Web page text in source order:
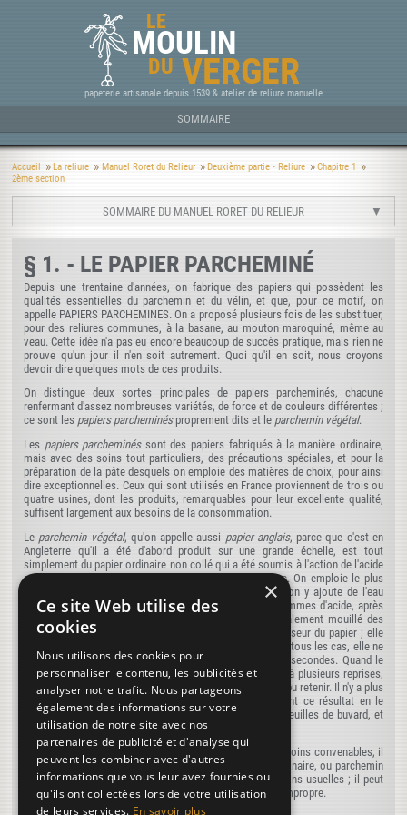
LE
MOULIN
DU VERGER
papeterie artisanale depuis 1539 & atelier de reliure manuelle
SOMMAIRE
Accueil La reliure Manuel Roret du Relieur Deuxième partie - Reliure
Chapitre 1
2ème section
SOMMAIRE DU MANUEL RORET DU RELIEUR
§ 1. - LE PAPIER PARCHEMINÉ
Depuis une trentaine d'années, on fabrique des papiers qui possèdent les
qualités essentielles du parchemin et du vélin, et que, pour ce motif, on
appelle PAPIERS PARCHEMINES. On a proposé plusieurs fois de les substituer,
pour des reliures communes, à la basane, au mouton maroquiné, même au
veau. Cette idée n'a pas eu encore beaucoup de succès pratique, mais rien ne
prouve qu'un jour il n'en soit autrement. Quoi qu'il en soit, nous croyons
devoir dire quelques mots de ces produits.
On distingue deux sortes principales de papiers parcheminés, chacune
renfermant d'assez nombreuses variétés, de force et de couleurs différentes ;
ce sont les papiers parcheminésproprement dits et le parchemin végétal.
Les papiers parcheminéssont des papiers fabriqués à la manière ordinaire,
mais avec des soins tout particuliers, des précautions spéciales, et pour la
préparation de la pâte desquels on emploie des matières de choix, pour ainsi
dire exceptionnelles. Ceux qui sont utilisés en France proviennent de trois ou
quatre usines, dont les produits, remarquables pour leur excellente qualité,
suffisent largement aux besoins de la consommation.
Le parchemin végétal, qu'on appelle aussi papier anglais, parce que c'est en
Angleterre qu'il a été d'abord produit sur une grande échelle, est tout
simplement du papier ordinaire non collé qui a été soumis à l'action de l'acide
sulfurique ou à celle d'une solution de chlorure de zinc. On emploie le plus
souvent l'acide sulfurique. On le choisit concentré et l'on y ajoute de l'eau
pure dans la proportion de 125 grammes pour 1,000 grammes d'acide, après
quoi l'on y trempe le papier de telle sorte qu'il soit également mouillé des
deux côtés. La durée de l'immersion varie suivant l'épaisseur du papier ; elle
est d'autant plus longue que celui-ci est plus épais ; dans tous les cas, elle ne
doit pas être inférieure à 5 secondes ni supérieure à 20 secondes. Quand le
papier a été extrait du bain, on le lave à l'eau froide, et à plusieurs reprises,
afin de le débarrasser de toutes les parties d'acide qu'il a pu retenir. Il n'y a plus
alors qu'à, le faire sécher très lentement, et l'on obtient ce résultat en le
plaçant entre deux pièces de flanelle ou entre plusieurs feuilles de buvard, et
posant sur le tout une planche chargée de poids.
Quand le parchemin végétal a été préparé avec tous les soins convenables, il
a la couleur, la translucidité, la solidité duparchemin
ordinaire, ou parchemin
animal, et il peut le remplacer dans toutes ses applications usuelles ; il peut
même en recevoir d'autres, auxquelles ce dernier serait impropre.
×
Ce site Web utilise des
cookies
Nous utilisons des cookies pour
personnaliser le contenu, les publicités et
analyser notre trafic. Nous partageons
également des informations sur votre
utilisation de notre site avec nos
partenaires de publicité et d'analyse qui
peuvent les combiner avec d'autres
informations que vous leur avez fournies ou
qu'ils ont collectées lors de votre utilisation
de leurs services. En savoir plus